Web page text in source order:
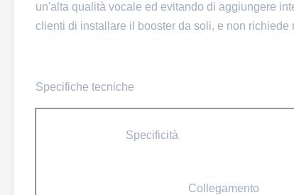
un'alta qualità vocale ed evitando di aggiungere
clienti di installare il booster da soli, e non
Specifiche tecniche
Specificità
Collegamento